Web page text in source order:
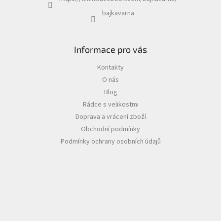
bajkavarna
Informace pro vás
Kontakty
O nás
Blog
Rádce s velikostmi
Doprava a vrácení zboží
Obchodní podmínky
Podmínky ochrany osobních údajů